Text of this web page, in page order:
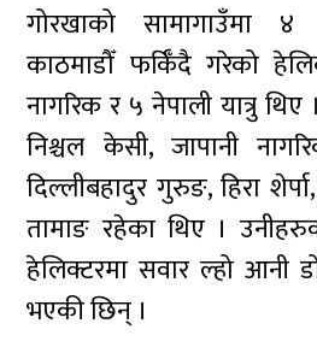
गोरखाको सामागाउँमा ४
काठमाडौँ फर्किँदै गरेको
नागरिक र ५ नेपाली यात्रु
निश्चल केसी, जापानी
दिल्लीबहादुर गुरुङ, हिरा
तामाङ रहेका थिए ।
हेलिक्टरमा सवार ल्हो आनी
भएकी छिन् ।